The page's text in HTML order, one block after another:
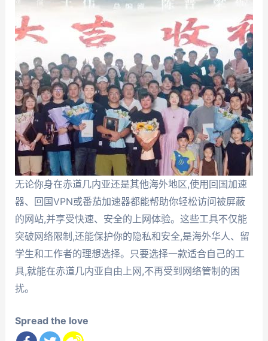
无论你身在赤道几内亚还是其他海外地区,使用回国加速
器、回国VPN或番茄加速器都能帮助你轻松访问被屏蔽
的网站,并享受快速、安全的上网体验。这些工具不仅能
突破网络限制,还能保护你的隐私和安全,是海外华人、留
学生和工作者的理想选择。只要选择一款适合自己的工
具,就能在赤道几内亚自由上网,不再受到网络管制的困
扰。
Spread the love